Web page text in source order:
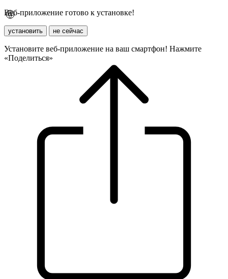
Веб-приложение готово к установке!
установить не сейчас
Установите веб-приложение на ваш смартфон! Нажмите
«Поделиться»